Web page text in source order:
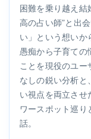
困難を乗り越え結
高の占い師”と出
い」という想い
愚痴から子育て
ことを現役のユ
なしの鋭い分析と
い視点を両立さ
ワースポット巡
話。